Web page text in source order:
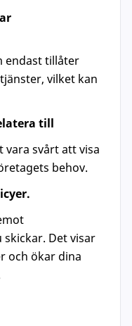
endast tillåter
vilket kan
till
svårt att visa
behov.
Det visar
och ökar dina